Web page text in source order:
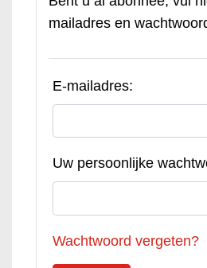
mailadres en
E-mailadres:
Uw persoonlijke
Wachtwoord vergeten?